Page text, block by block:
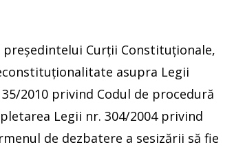
Curţii Constituţionale,
asupra Legii
2010 privind Codul de procedură
Legii nr. 304/2004 privind
de dezbatere a sesizării să fie